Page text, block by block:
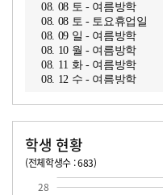
08. 08 토 - 여름방학
08. 08 토 - 토요휴업일
08. 09 일 - 여름방학
08. 10 월 - 여름방학
08. 11 화 - 여름방학
08. 12 수 - 여름방학
학생 현황
(전체학생수 : 683)
28